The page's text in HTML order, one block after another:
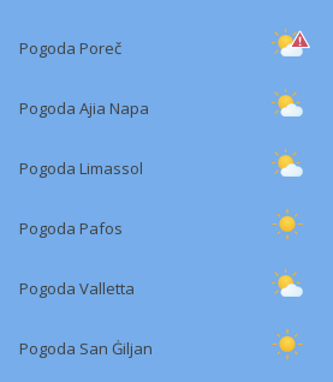
Pogoda Poreč
Pogoda Ajia Napa
Pogoda Limassol
Pogoda Pafos
Pogoda Valletta
Pogoda San Ġiljan